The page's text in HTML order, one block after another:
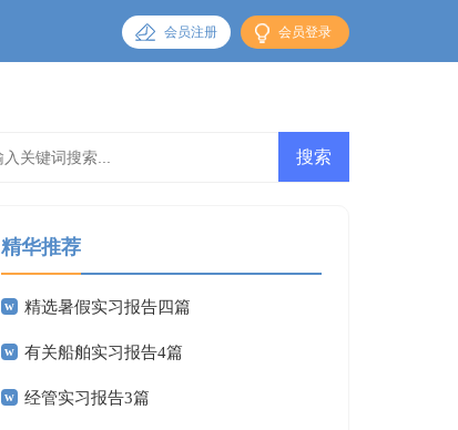
会员登录
会员注册
精华推荐
精选暑假实习报告四篇
有关船舶实习报告4篇
经管实习报告3篇